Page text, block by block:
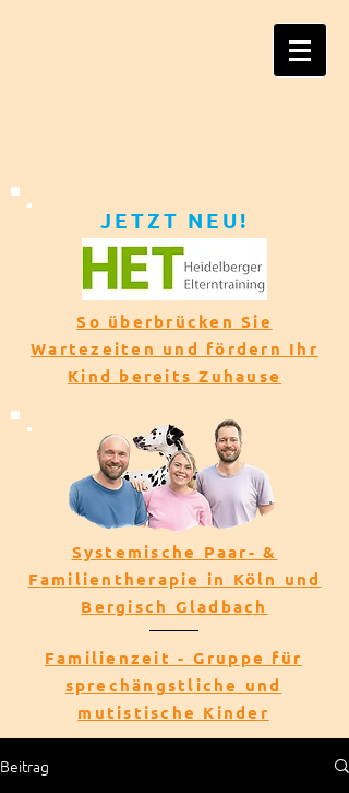
JETZT NEU!​​
So überbrücken Sie
Wartezeiten und fördern Ihr
Kind bereits Zuhause
Systemische Paar- &
Familientherapie in Köln und
Bergisch Gladbach
Familienzeit - Gruppe für
sprechängstliche und
mutistische Kinder
Beitrag